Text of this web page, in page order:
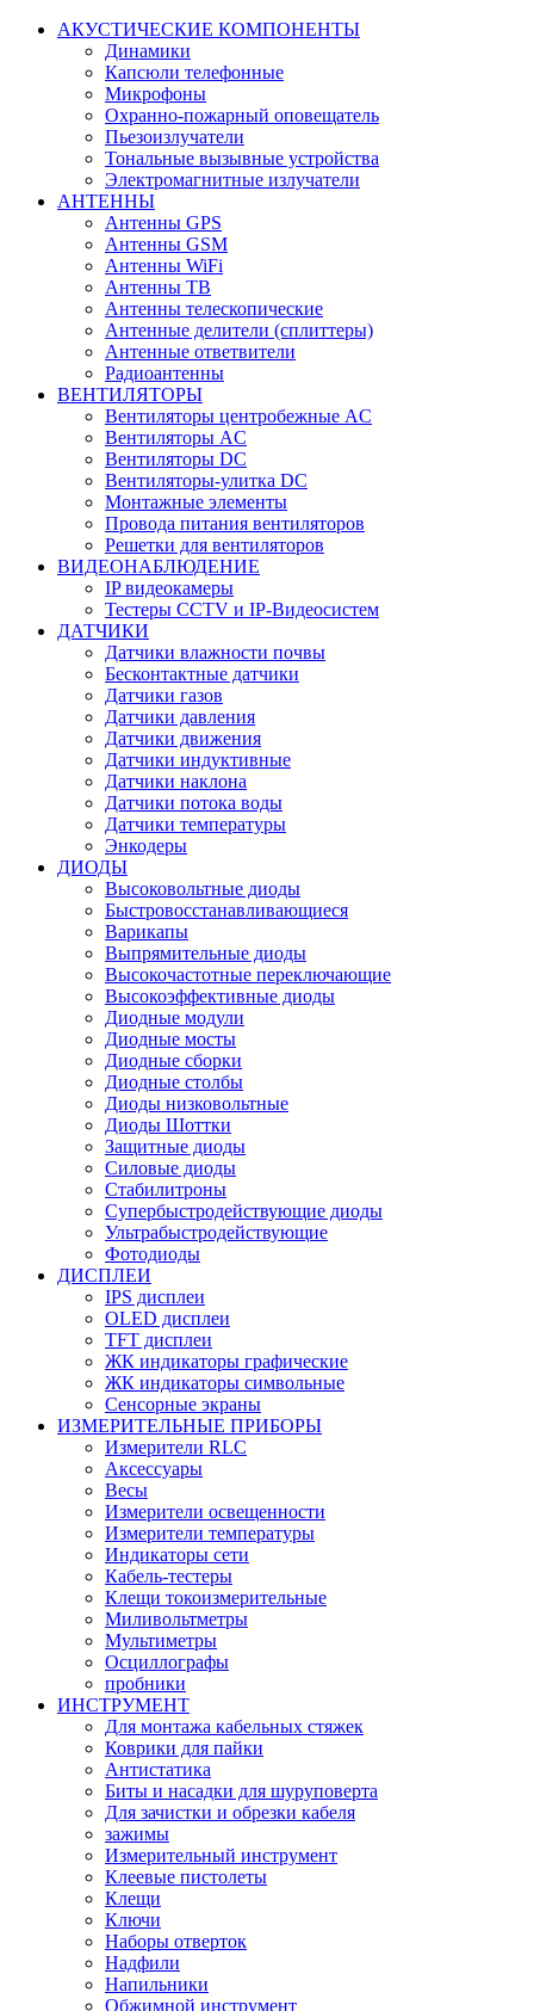
АКУСТИЧЕСКИЕ КОМПОНЕНТЫ
Динамики
Капсюли телефонные
Микрофоны
Охранно-пожарный оповещатель
Пьезоизлучатели
Тональные вызывные устройства
Электромагнитные излучатели
АНТЕННЫ
Антенны GPS
Антенны GSM
Антенны WiFi
Антенны ТВ
Антенны телескопические
Антенные делители (сплиттеры)
Антенные ответвители
Радиоантенны
ВЕНТИЛЯТОРЫ
Вентиляторы центробежные AC
Вентиляторы AC
Вентиляторы DC
Вентиляторы-улитка DC
Монтажные элементы
Провода питания вентиляторов
Решетки для вентиляторов
ВИДЕОНАБЛЮДЕНИЕ
IP видеокамеры
Тестеры CCTV и IP-Видеосистем
ДАТЧИКИ
Датчики влажности почвы
Бесконтактные датчики
Датчики газов
Датчики давления
Датчики движения
Датчики индуктивные
Датчики наклона
Датчики потока воды
Датчики температуры
Энкодеры
ДИОДЫ
Высоковольтные диоды
Быстровосстанавливающиеся
Варикапы
Выпрямительные диоды
Высокочастотные переключающие
Высокоэффективные диоды
Диодные модули
Диодные мосты
Диодные сборки
Диодные столбы
Диоды низковольтные
Диоды Шоттки
Защитные диоды
Силовые диоды
Стабилитроны
Супербыстродействующие диоды
Ультрабыстродействующие
Фотодиоды
ДИСПЛЕИ
IPS дисплеи
OLED дисплеи
TFT дисплеи
ЖК индикаторы графические
ЖК индикаторы символьные
Сенсорные экраны
ИЗМЕРИТЕЛЬНЫЕ ПРИБОРЫ
Измерители RLC
Аксессуары
Весы
Измерители освещенности
Измерители температуры
Индикаторы сети
Кабель-тестеры
Клещи токоизмерительные
Миливольтметры
Мультиметры
Осциллографы
пробники
ИНСТРУМЕНТ
Для монтажа кабельных стяжек
Коврики для пайки
Антистатика
Биты и насадки для шуруповерта
Для зачистки и обрезки кабеля
зажимы
Измерительный инструмент
Клеевые пистолеты
Клещи
Ключи
Наборы отверток
Надфили
Напильники
Обжимной инструмент